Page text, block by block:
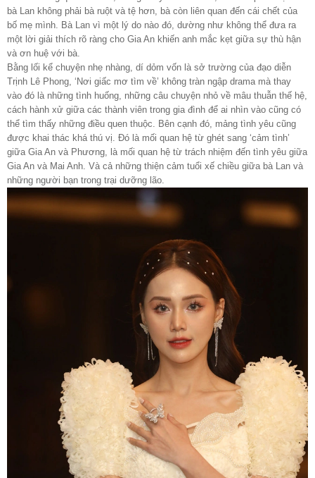
bà Lan không phải bà ruột và tệ hơn, bà còn liên quan đến cái chết của
bố mẹ mình. Bà Lan vì một lý do nào đó, dường như không thể đưa ra
một lời giải thích rõ ràng cho Gia An khiến anh mắc kẹt giữa sự thù hận
và ơn huệ với bà.
Bằng lối kể chuyện nhẹ nhàng, dí dỏm vốn là sở trường của đạo diễn
Trịnh Lê Phong, ‘Nơi giấc mơ tìm về’ không tràn ngập drama mà thay
vào đó là những tình huống, những câu chuyện nhỏ về mâu thuẫn thế hệ,
cách hành xử giữa các thành viên trong gia đình để ai nhìn vào cũng có
thể tìm thấy những điều quen thuộc. Bên cạnh đó, mảng tình yêu cũng
được khai thác khá thú vị. Đó là mối quan hệ từ ghét sang ‘cảm tình’
giữa Gia An và Phương, là mối quan hệ từ trách nhiệm đến tình yêu giữa
Gia An và Mai Anh. Và cả những thiện cảm tuổi xế chiều giữa bà Lan và
những người bạn trong trại dưỡng lão.